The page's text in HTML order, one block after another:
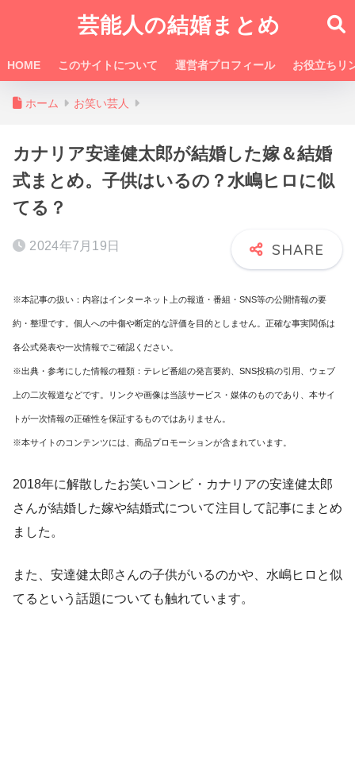
芸能人の結婚まとめ
HOME このサイトについて 運営者プロフィール お役立ちリ
ホーム お笑い芸人
カナリア安達健太郎が結婚した嫁＆結婚
式まとめ。子供はいるの？水嶋ヒロに似
てる？
2024年7月19日
※本記事の扱い：内容はインターネット上の報道・番組・SNS等の公開情報の要
約・整理です。個人への中傷や断定的な評価を目的としません。正確な事実関係は
各公式発表や一次情報でご確認ください。
※出典・参考にした情報の種類：テレビ番組の発言要約、SNS投稿の引用、ウェブ
上の二次報道などです。リンクや画像は当該サービス・媒体のものであり、本サイ
トが一次情報の正確性を保証するものではありません。
※本サイトのコンテンツには、商品プロモーションが含まれています。
2018年に解散したお笑いコンビ・カナリアの安達健太郎
さんが結婚した嫁や結婚式について注目して記事にまとめ
ました。
また、安達健太郎さんの子供がいるのかや、水嶋ヒロと似
てるという話題についても触れています。